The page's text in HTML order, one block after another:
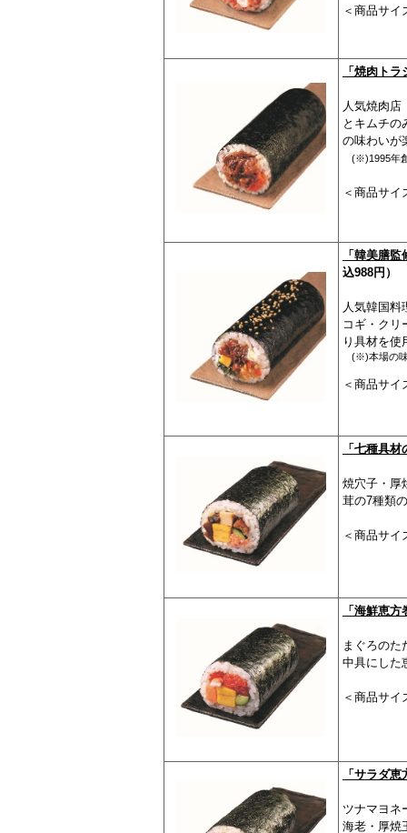
＜商品サ
「焼肉ト
人気焼肉店
とキムチの
の味わいが
(※)1995年
＜商品サ
「韓美膳
込988円）
人気韓国料
コギ・クリ
り具材を使
(※)本場の
＜商品サ
「七種具
焼穴子・厚
茸の7種類
＜商品サ
「海鮮恵方
まぐろのた
中具にした
＜商品サ
「サラダ恵
ツナマヨネ
海老・厚焼